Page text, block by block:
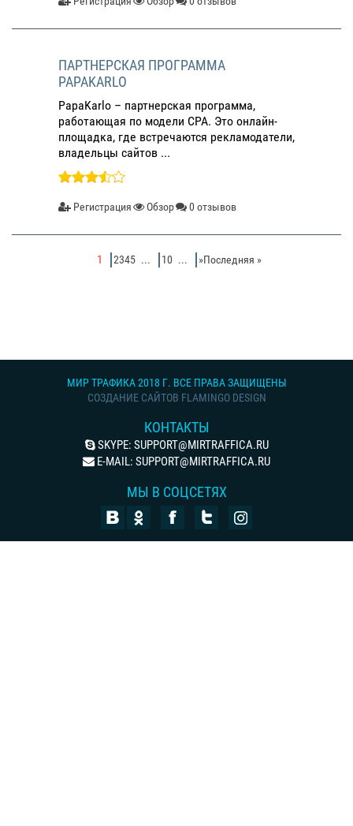
ПАРТНЕРСКАЯ ПРОГРАММА
PAPAKARLO
PapaKarlo – партнерская программа,
работающая по модели СРА. Это онлайн-
площадка, где встречаются рекламодатели,
владельцы сайтов ...
Регистрация Обзор 0 отзывов
1 2345 ... 10 ... »Последняя »
МИР ТРАФИКА 2018 Г. ВСЕ ПРАВА ЗАЩИЩЕНЫ
СОЗДАНИЕ САЙТОВ FLAMINGO DESIGN
КОНТАКТЫ
SKYPE: SUPPORT@MIRTRAFFICA.RU
E-MAIL: SUPPORT@MIRTRAFFICA.RU
МЫ В СОЦСЕТЯХ